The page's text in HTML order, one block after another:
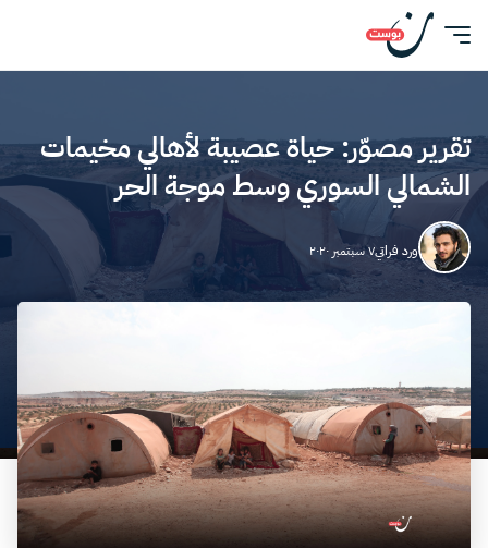
تقرير مصوّر: حياة عصيبة لأهالي مخيمات
الشمالي السوري وسط موجة الحر
ورد فراتي٧ سبتمبر ٢٠٢٠